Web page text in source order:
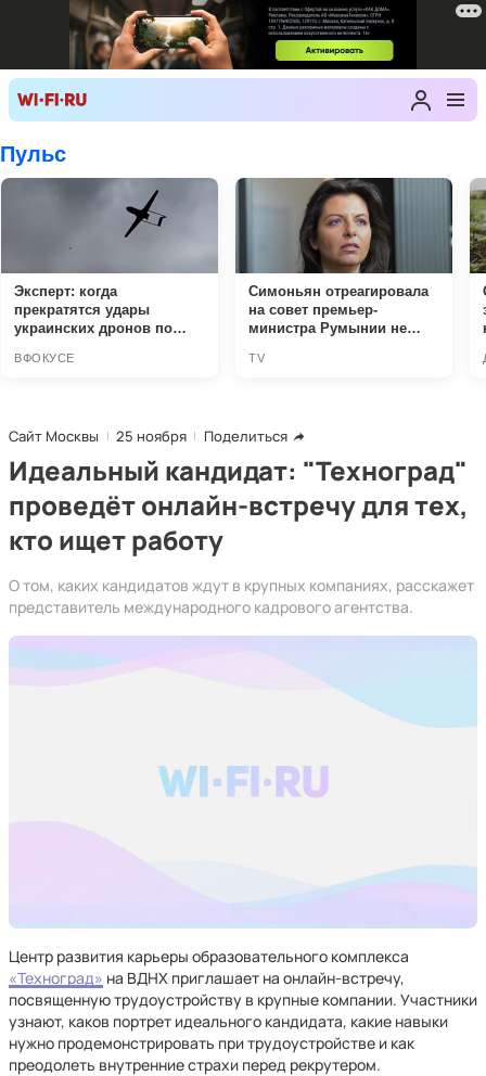
Сайт Москвы 25 ноября Поделиться
Идеальный кандидат: "Техноград"
проведёт онлайн-встречу для тех,
кто ищет работу
О том, каких кандидатов ждут в крупных компаниях, расскажет
представитель международного кадрового агентства.
Центр развития карьеры образовательного комплекса
«Техноград» на ВДНХ приглашает на онлайн-встречу,
посвященную трудоустройству в крупные компании. Участники
узнают, каков портрет идеального кандидата, какие навыки
нужно продемонстрировать при трудоустройстве и как
преодолеть внутренние страхи перед рекрутером.